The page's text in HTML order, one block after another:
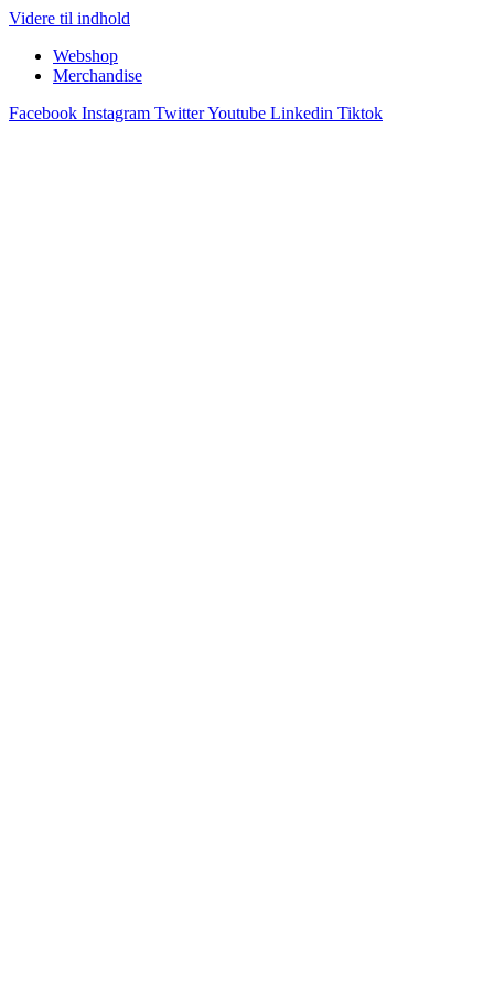
Videre til indhold
Webshop
Merchandise
Facebook Instagram TwitterYoutube Linkedin Tiktok